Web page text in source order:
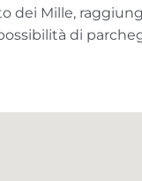
dei Mille,
di